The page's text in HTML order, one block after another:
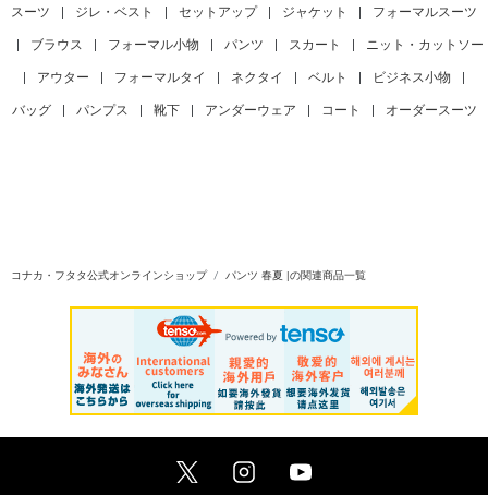
スーツ ジレ・ベスト セットアップ ジャケット フォーマルスーツ
ブラウス フォーマル小物 パンツ スカート ニット・カットソー
アウター フォーマルタイ ネクタイ ベルト ビジネス小物
バッグ パンプス 靴下 アンダーウェア コート オーダースーツ
コナカ・フタタ公式オンラインショップ パンツ 春夏 |の関連商品一覧